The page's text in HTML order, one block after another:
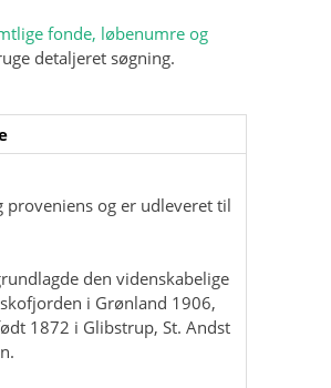
fonde, løbenumre og
detaljeret søgning.
og er udleveret til
den videnskabelige
i Grønland 1906,
1872 i Glibstrup, St. Andst